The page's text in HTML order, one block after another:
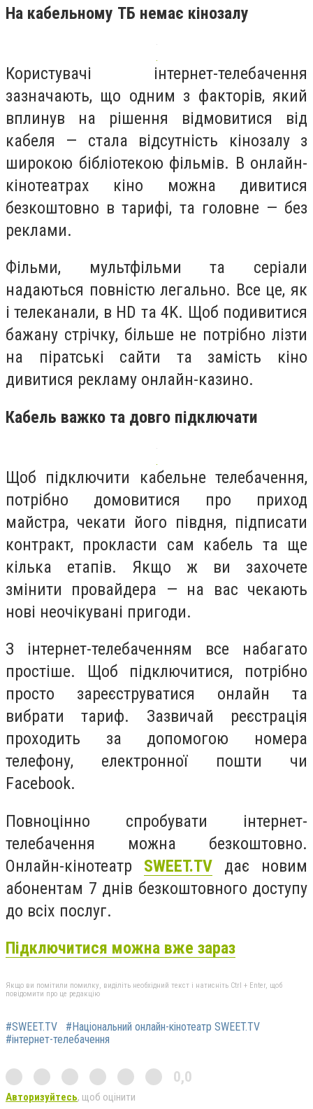
На кабельному ТБ немає кінозалу
Користувачі інтернет-телебачення
зазначають, що одним з факторів, який
вплинув на рішення відмовитися від
кабеля — стала відсутність кінозалу з
широкою бібліотекою фільмів. В онлайн-
кінотеатрах кіно можна дивитися
безкоштовно в тарифі, та головне — без
реклами.
Фільми, мультфільми та серіали
надаються повністю легально. Все це, як
і телеканали, в HD та 4K. Щоб подивитися
бажану стрічку, більше не потрібно лізти
на піратські сайти та замість кіно
дивитися рекламу онлайн-казино.
Кабель важко та довго підключати
Щоб підключити кабельне телебачення,
потрібно домовитися про приход
майстра, чекати його півдня, підписати
контракт, прокласти сам кабель та ще
кілька етапів. Якщо ж ви захочете
змінити провайдера — на вас чекають
нові неочікувані пригоди.
З інтернет-телебаченням все набагато
простіше. Щоб підключитися, потрібно
просто зареєструватися онлайн та
вибрати тариф. Зазвичай реєстрація
проходить за допомогою номера
телефону, електронної пошти чи
Facebook.
Повноцінно спробувати інтернет-
телебачення можна безкоштовно.
Онлайн-кінотеатр SWEET.TV дає новим
абонентам 7 днів безкоштовного доступу
до всіх послуг.
Підключитися можна вже зараз
Якщо ви помітили помилку, виділіть необхідний текст і натисніть Ctrl + Enter, щоб
повідомити про це редакцію
#SWEET.TV
#Національний онлайн-кінотеатр SWEET.TV
#інтернет-телебачення
0,0
Авторизуйтесь, щоб оцінити